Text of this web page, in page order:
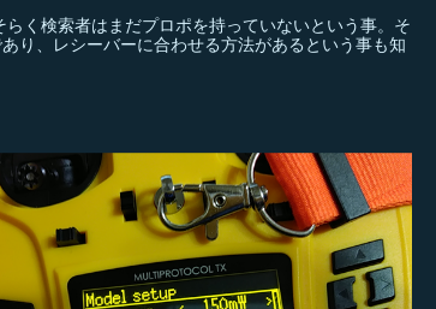
く検索者はまだプロポを持っていないという事。そ
り、レシーバーに合わせる方法があるという事も知